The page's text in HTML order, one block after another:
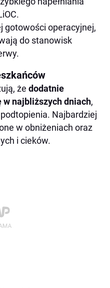
gotowości operacyjnej,
do stanowisk
że dodatnie
najbliższych dniach,
Najbardziej
w obniżeniach oraz
i cieków.